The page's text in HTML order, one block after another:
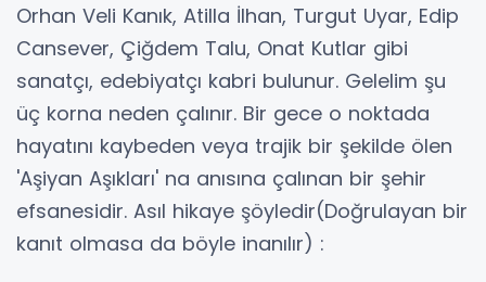
Orhan Veli Kanık, Atilla İlhan, Turgut Uyar, Edip
Cansever, Çiğdem Talu, Onat Kutlar gibi
sanatçı, edebiyatçı kabri bulunur. Gelelim şu
üç korna neden çalınır. Bir gece o noktada
hayatını kaybeden veya trajik bir şekilde ölen
'Aşiyan Aşıkları' na anısına çalınan bir şehir
efsanesidir. Asıl hikaye şöyledir(Doğrulayan bir
kanıt olmasa da böyle inanılır) :